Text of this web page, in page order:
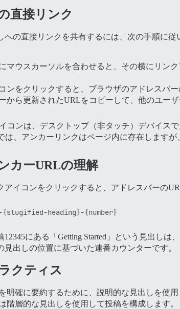
直接リンク
への直接リンクを共有するには、次の手順に従
マウスカーソルを合わせると、その横にリン
ンをクリックすると、ブラウザのアドレスバ
から更新されたURLをコピーして、他のユーザ
コンは、デスクトップ（非タッチ）デバイス
は、アンカーリンクはページ内に存在しますが
カーURLの理解
アイコンをクリックすると、アドレスバーの
にある「Getting Started」という見出しは、
見出しの位置に基づいた連番カウンターです。
クティス
明確に要約するために、説明的な見出しを使用
階層的な見出しを使用して投稿を構成します。